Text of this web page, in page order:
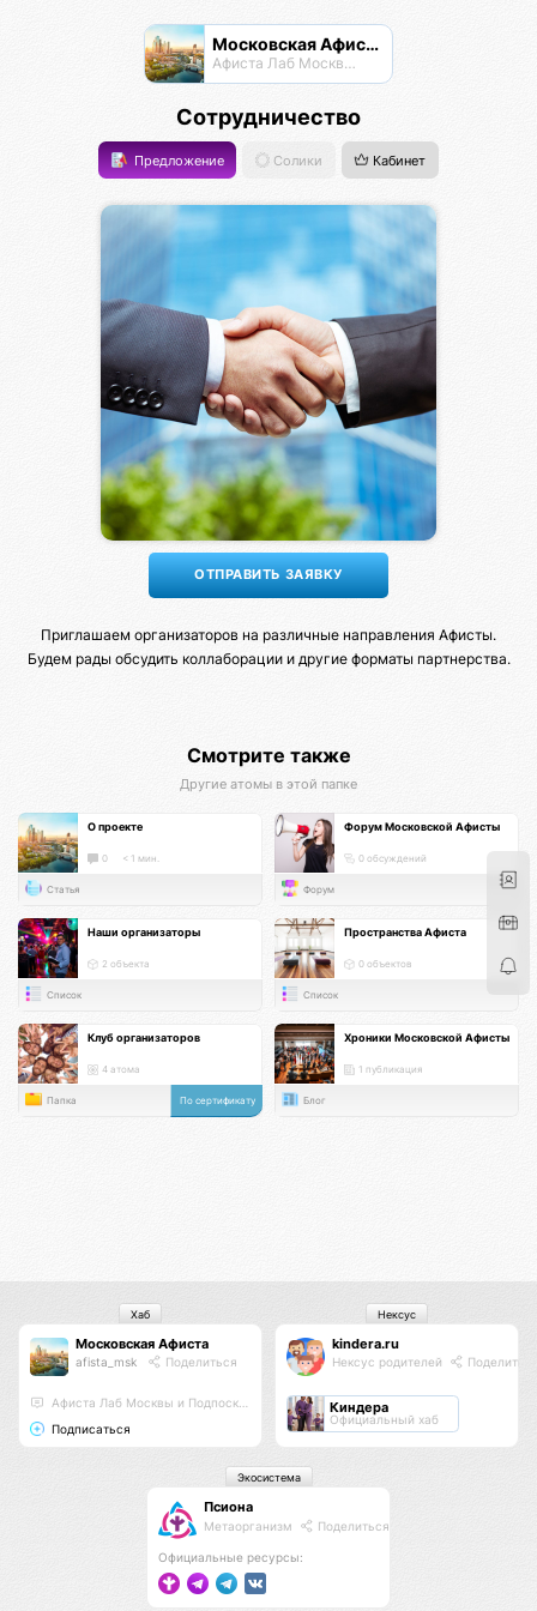
Московская Афиста
Афиста Лаб Москвы и Подпосковья
Сотрудничество
Предложение Солики Кабинет
Приглашаем организаторов на различные направления Афисты.
Будем рады обсудить коллаборации и другие форматы партнерства.
Смотрите также
Другие атомы в этой папке
О проекте
0 < 1 мин.
Статья
Форум Московской Афисты
0 обсуждений
Форум
Наши организаторы
2 объекта
Список
Пространства Афиста
0 объектов
Список
Клуб организаторов
4 атома
Папка По сертификату
Хроники Московской Афисты
1 публикация
Блог
Московская Афиста
afista_msk Поделиться
Афиста Лаб Москвы и Подпосковья
Подписаться
Хаб
kindera.ru
Нексус родителей
Киндера
Официальный хаб
Нексус
Псиона
Метаорганизм Поделиться
Официальные ресурсы:
Экосистема